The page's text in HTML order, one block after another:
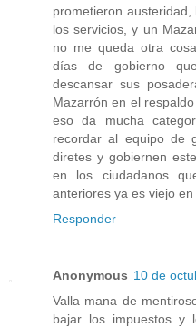
prometieron
los servicios, y un
no me queda otra
días de gobierno
descansar sus
Mazarrón en el
eso da mucha
recordar al equipo de
diretes y gobiernen
en los ciudadanos
anteriores ya es viejo en
Responder
Anonymous 10 de
Valla mana de
bajar los impuestos y